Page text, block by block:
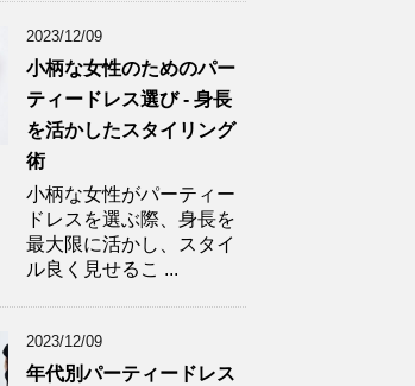
2023/12/09
小柄な女性のためのパー
ティードレス選び - 身長
を活かしたスタイリング
術
小柄な女性がパーティー
ドレスを選ぶ際、身長を
最大限に活かし、スタイ
ル良く見せるこ ...
2023/12/09
年代別パーティードレス